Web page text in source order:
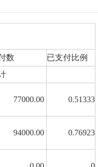
数
已支付比例
77000.00 0.51333
94000.00 0.76923